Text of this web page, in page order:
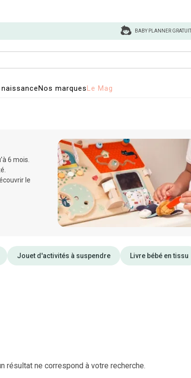
BABY PLANNER GRATUIT
Nos marquesLe Mag
6 mois.
le
Jouet d'activités à suspendre Livre bébé en tissu
résultat ne correspond à votre recherche.